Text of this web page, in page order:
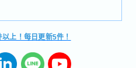
上！每日更新5件！